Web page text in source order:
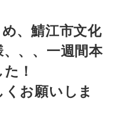
、鯖江市文化
、、一週間本
！
お願いしま